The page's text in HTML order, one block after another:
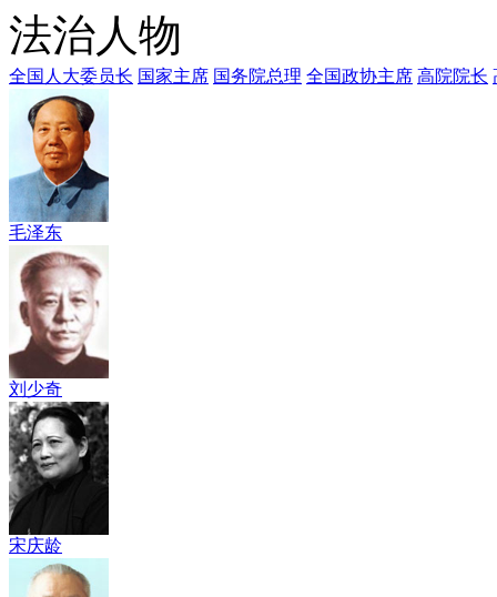
法治人物
全国人大委员长 国家主席 国务院总理 全国政协主席 高院院长
毛泽东
刘少奇
宋庆龄